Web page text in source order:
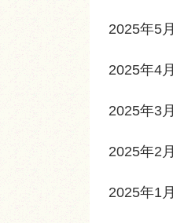
2025年5月
2025年4月
2025年3月
2025年2月
2025年1月